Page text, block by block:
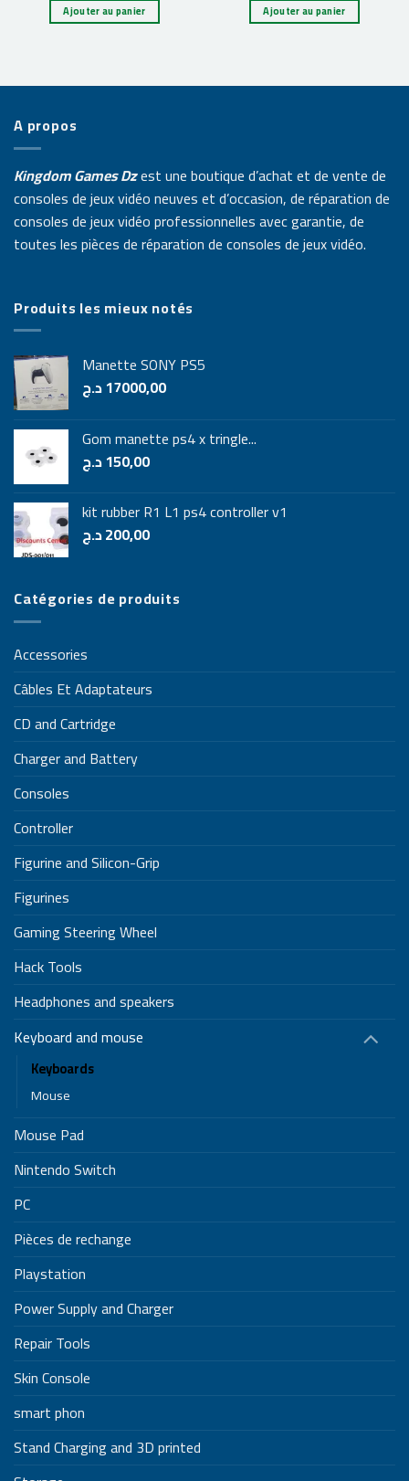
Ajouter au panier Ajouter au panier
A propos
Kingdom Games Dzest une boutique d’achat et de vente de
consoles de jeux vidéo neuves et d’occasion, de réparation de
consoles de jeux vidéo professionnelles avec garantie, de
toutes les pièces de réparation de consoles de jeux vidéo.
Produits les mieux notés
Manette SONY PS5
17000,00د.ج
Gom manette ps4 x tringle...
150,00د.ج
kit rubber R1 L1 ps4 controller v1
200,00د.ج
Catégories de produits
Accessories
Câbles Et Adaptateurs
CD and Cartridge
Charger and Battery
Consoles
Controller
Figurine and Silicon-Grip
Figurines
Gaming Steering Wheel
Hack Tools
Headphones and speakers
Keyboard and mouse
Keyboards
Mouse
Mouse Pad
Nintendo Switch
PC
Pièces de rechange
Playstation
Power Supply and Charger
Repair Tools
Skin Console
smart phon
Stand Charging and 3D printed